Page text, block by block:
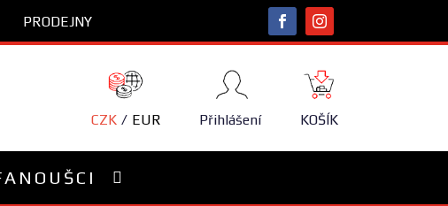
PRODEJNY
CZK EUR Přihlášení
NÁKUPNÍ
KOŠÍK
KOŠÍK